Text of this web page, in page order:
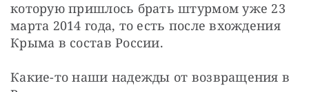
которую пришлось брать штурмом уже 23
марта 2014 года, то есть после вхождения
Крыма в состав России.
Какие-то наши надежды от возвращения в